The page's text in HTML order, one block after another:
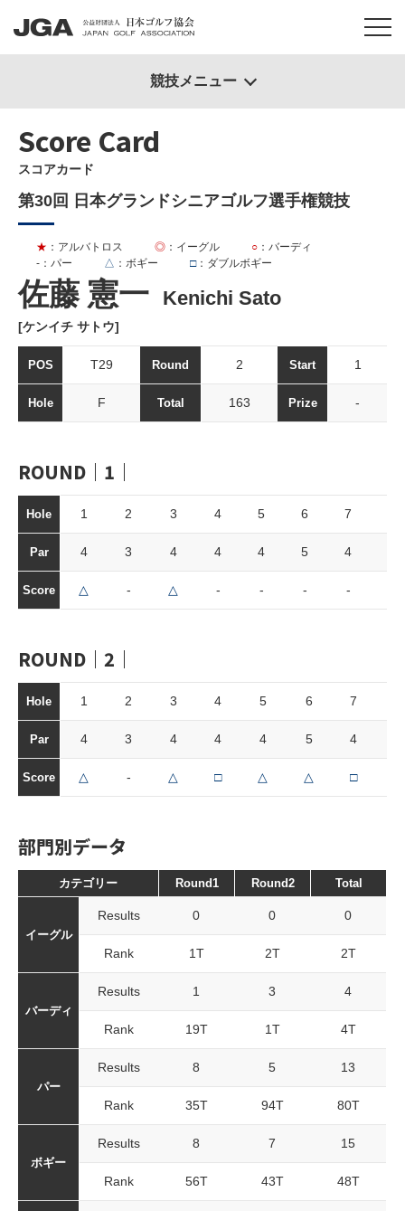
Score Card
スコアカード
第30回 日本グランドシニアゴルフ選手権競技
佐藤 憲一 Kenichi Sato
[ケンイチ サトウ]
★ ：アルバトロス ◎ ：イーグル ○ ：バーディ
- ：パー △ ：ボギー □：ダブルボギー
POS T29 Round 2 Start 1
Hole F Total 163 Prize -
ROUND｜1｜
Hole 1 2 3 4 5 6 7
Par 4 3 4 4 4 5 4
Score △ - △ - - - -
ROUND｜2｜
Hole 1 2 3 4 5 6 7
Par 4 3 4 4 4 5 4
Score △ - △ □ △ △ □
部門別データ
カテゴリー Round1 Round2 Total
イーグル
Results 0 0 0
Rank 1T 2T 2T
バーディ
Results 1 3 4
Rank 19T 1T 4T
パー
Results 8 5 13
Rank 35T 94T 80T
ボギー
Results 8 7 15
Rank 56T 43T 48T
競技メニュー